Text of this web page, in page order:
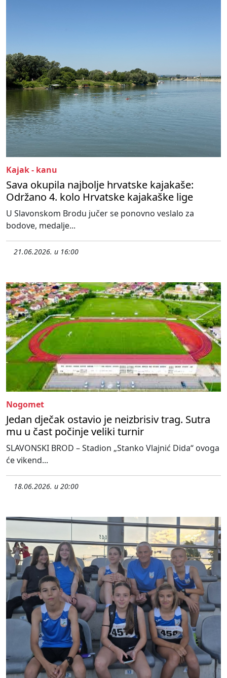
Kajak - kanu
Sava okupila najbolje hrvatske kajakaše:
Održano 4. kolo Hrvatske kajakaške lige
U Slavonskom Brodu jučer se ponovno veslalo za
bodove, medalje...
21.06.2026. u 16:00
Nogomet
Jedan dječak ostavio je neizbrisiv trag. Sutra
mu u čast počinje veliki turnir
SLAVONSKI BROD – Stadion „Stanko Vlajnić Dida“ ovoga
će vikend...
18.06.2026. u 20:00